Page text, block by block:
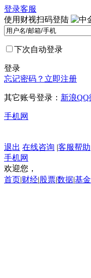
登录客服
使用财视扫码登陆
下次自动登录
登录
忘记密码？ 立即注册
其它账号登录： 新浪QQ
手机网
退出 在线咨询 |客服帮助
手机网
欢迎您，
首页|财经|股票|数据|基金